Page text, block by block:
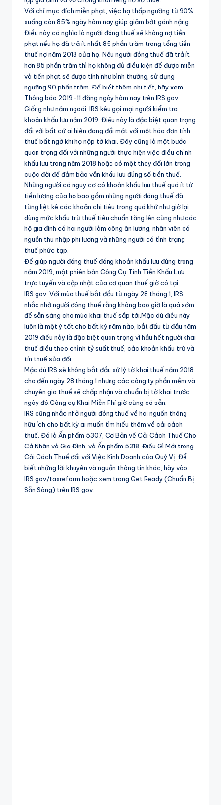
Với chỉ mục đích miễn phạt, việc hạ thấp ngưỡng từ 90%
xuống còn 85% ngày hôm nay giúp giảm bớt gánh nặng.
Điều này có nghĩa là người đóng thuế sẽ không nợ tiền
phạt nếu họ đã trả ít nhất 85 phần trăm trong tổng tiền
thuế nợ năm 2018 của họ. Nếu người đóng thuế đã trả ít
hơn 85 phần trăm thì họ không đủ điều kiện để được miễn
và tiền phạt sẽ được tính như bình thường, sử dụng
ngưỡng 90 phần trăm. Để biết thêm chi tiết, hãy xem
Thông báo 2019-11 đăng ngày hôm nay trên IRS.gov.
Giống như năm ngoái, IRS kêu gọi mọi người kiểm tra
khoản khấu lưu năm 2019. Điều này là đặc biệt quan trọng
đối với bất cứ ai hiện đang đối mặt với một hóa đơn tính
thuế bất ngờ khi họ nộp tờ khai. Đây cũng là một bước
quan trọng đối với những người thực hiện việc điều chỉnh
khấu lưu trong năm 2018 hoặc có một thay đổi lớn trong
cuộc đời để đảm bảo vẫn khấu lưu đúng số tiền thuế.
Những người có nguy cơ có khoản khấu lưu thuế quá ít từ
tiền lương của họ bao gồm những người đóng thuế đã
từng liệt kê các khoản chi tiêu trong quá khứ như giờ lại
dùng mức khấu trừ thuế tiêu chuẩn tăng lên cũng như các
hộ gia đình có hai người làm công ăn lương, nhân viên có
nguồn thu nhập phi lương và những người có tình trạng
thuế phức tạp.
Để giúp người đóng thuế đóng khoản khấu lưu đúng trong
năm 2019, một phiên bản Công Cụ Tính Tiền Khấu Lưu
trực tuyến và cập nhật của cơ quan thuế giờ có tại
IRS.gov. Với mùa thuế bắt đầu từ ngày 28 tháng 1, IRS
nhắc nhở người đóng thuế rằng không bao giờ là quá sớm
để sẵn sàng cho mùa khai thuế sắp tới.Mặc dù điều này
luôn là một ý tốt cho bất kỳ năm nào, bắt đầu từ đầu năm
2019 điều này là đặc biệt quan trọng vì hầu hết người khai
thuế điều theo chỉnh tỷ suất thuế, các khoản khấu trừ và
tín thuế sửa đổi.
Mặc dù IRS sẽ không bắt đầu xử lý tờ khai thuế năm 2018
cho đến ngày 28 tháng 1 nhưng các công ty phần mềm và
chuyên gia thuế sẽ chấp nhận và chuẩn bị tờ khai trước
ngày đó.Công cụ Khai Miễn Phí giờ cũng có sẵn.
IRS cũng nhắc nhở người đóng thuế về hai nguồn thông
hữu ích cho bất kỳ ai muốn tìm hiểu thêm về cải cách
thuế. Đó là Ấn phẩm 5307, Cơ Bản về Cải Cách Thuế Cho
Cá Nhân và Gia Đình, và Ấn phẩm 5318, Điều Gì Mới trong
Cải Cách Thuế đối với Việc Kinh Doanh của Quý Vị. Để
biết những lời khuyên và nguồn thông tin khác, hãy vào
IRS.gov/taxreform hoặc xem trang Get Ready (Chuẩn Bị
Sẵn Sàng) trên IRS.gov.